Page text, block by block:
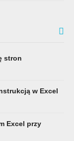
stron
w Excel
Excel przy